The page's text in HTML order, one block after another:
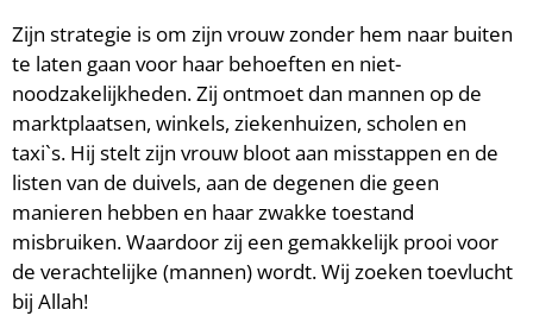
Zijn strategie is om zijn vrouw zonder hem naar buiten
te laten gaan voor haar behoeften en niet-
noodzakelijkheden. Zij ontmoet dan mannen op de
marktplaatsen, winkels, ziekenhuizen, scholen en
taxi`s. Hij stelt zijn vrouw bloot aan misstappen en de
listen van de duivels, aan de degenen die geen
manieren hebben en haar zwakke toestand
misbruiken. Waardoor zij een gemakkelijk prooi voor
de verachtelijke (mannen) wordt. Wij zoeken toevlucht
bij Allah!